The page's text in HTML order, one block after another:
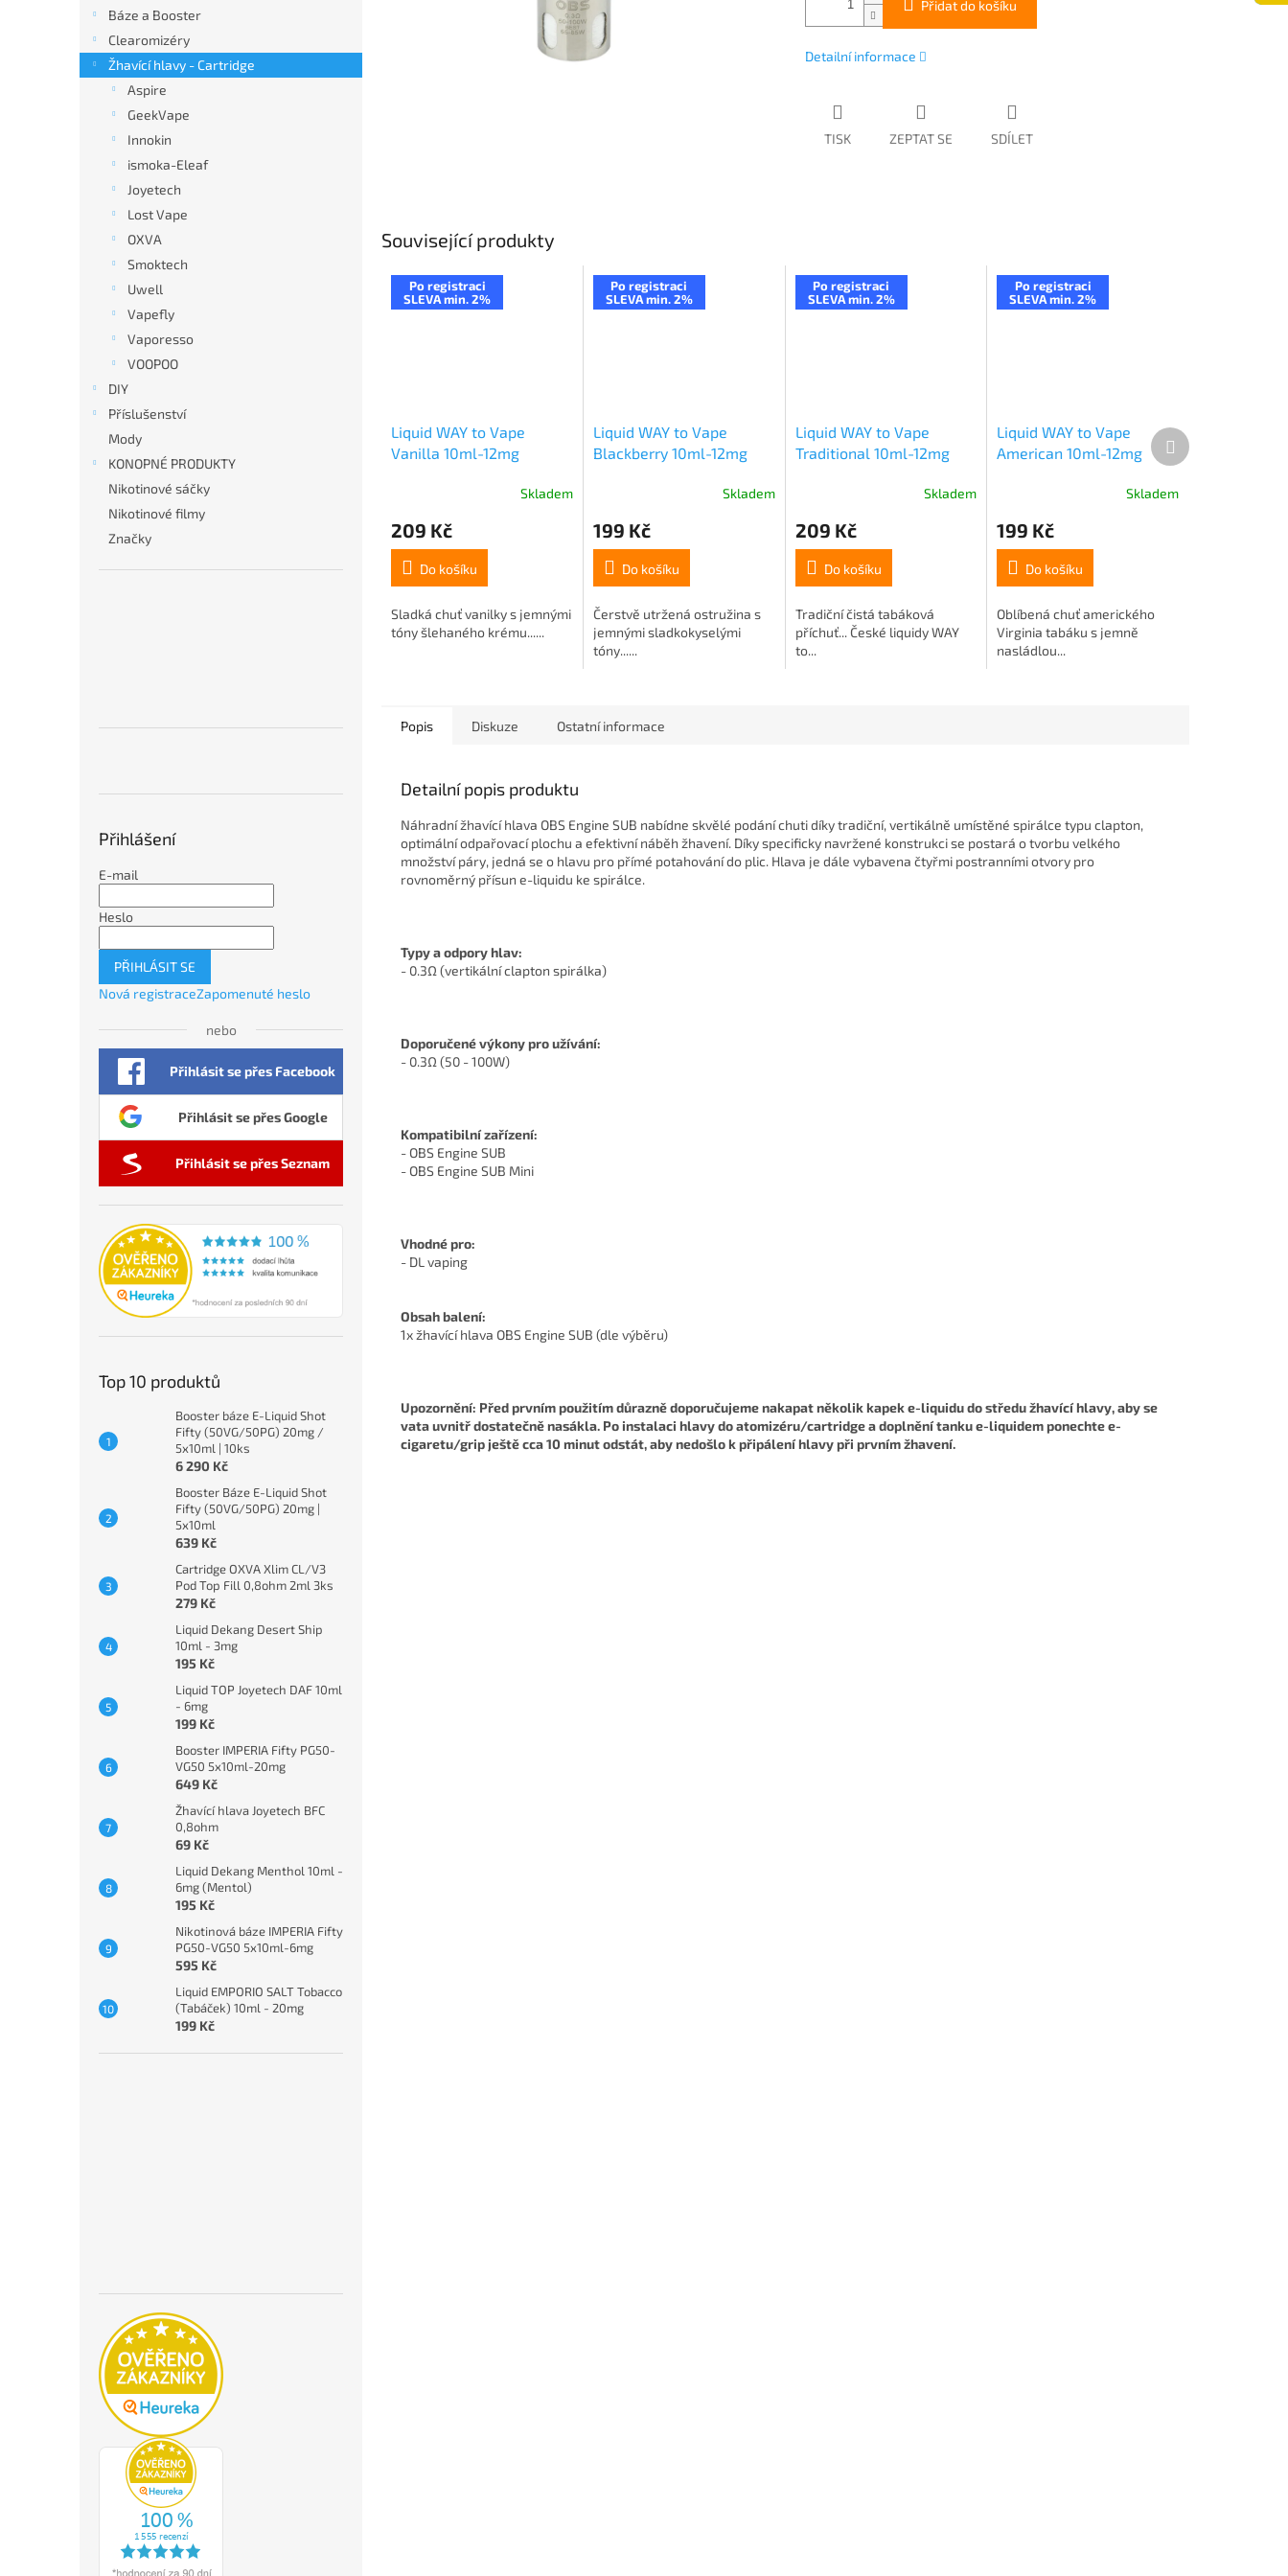
l
Báze a Booster
Clearomizéry
Žhavící hlavy - Cartridge
Aspire
GeekVape
Innokin
ismoka-Eleaf
Joyetech
Lost Vape
OXVA
Smoktech
Uwell
Vapefly
Vaporesso
VOOPOO
DIY
Příslušenství
Mody
KONOPNÉ PRODUKTY
Nikotinové sáčky
Nikotinové filmy
Značky
Přihlášení
E-mail
Heslo
PŘIHLÁSIT SE
Nová registraceZapomenuté heslo
nebo
Přihlásit se přes Facebook
Přihlásit se přes Google
Přihlásit se přes Seznam
Top 10 produktů
Booster báze E-Liquid Shot
Fifty (50VG/50PG) 20mg /
5x10ml | 10ks
6 290 Kč
Booster Báze E-Liquid Shot
Fifty (50VG/50PG) 20mg |
5x10ml
639 Kč
Cartridge OXVA Xlim CL/V3
Pod Top Fill 0,8ohm 2ml 3ks
279 Kč
Liquid Dekang Desert Ship
10ml - 3mg
195 Kč
Liquid TOP Joyetech DAF 10ml
- 6mg
199 Kč
Booster IMPERIA Fifty PG50-
VG50 5x10ml-20mg
649 Kč
Žhavící hlava Joyetech BFC
0,8ohm
69 Kč
Liquid Dekang Menthol 10ml -
6mg (Mentol)
195 Kč
Nikotinová báze IMPERIA Fifty
PG50-VG50 5x10ml-6mg
595 Kč
Liquid EMPORIO SALT Tobacco
(Tabáček) 10ml - 20mg
199 Kč
Přidat do košíku
Detailní informace
TISK ZEPTAT SE SDÍLET
Související produkty
Po registraci
SLEVA min. 2%
Liquid WAY to Vape
Vanilla 10ml-12mg
Skladem
209 Kč
Do košíku
Sladká chuť vanilky s jemnými
tóny šlehaného krému......
Po registraci
SLEVA min. 2%
Liquid WAY to Vape
Blackberry 10ml-12mg
Skladem
199 Kč
Do košíku
Čerstvě utržená ostružina s
jemnými sladkokyselými
tóny......
Po registraci
SLEVA min. 2%
Liquid WAY to Vape
Traditional 10ml-12mg
Skladem
209 Kč
Do košíku
Tradiční čistá tabáková
příchuť... České liquidy WAY
to...
Po registraci
SLEVA min. 2%
Liquid WAY to Vape
American 10ml-12mg
Skladem
199 Kč
Do košíku
Oblíbená chuť amerického
Virginia tabáku s jemně
nasládlou...
Další
produkt
Popis Diskuze Ostatní informace
Detailní popis produktu
Náhradní žhavící hlava OBS Engine SUB nabídne skvělé podání chuti díky tradiční, vertikálně umístěné spirálce typu clapton,
optimální odpařovací plochu a efektivní náběh žhavení. Díky specificky navržené konstrukci se postará o tvorbu velkého
množství páry, jedná se o hlavu pro přímé potahování do plic. Hlava je dále vybavena čtyřmi postranními otvory pro
rovnoměrný přísun e-liquidu ke spirálce.
Typy a odpory hlav:
- 0.3Ω (vertikální clapton spirálka)
Doporučené výkony pro užívání:
- 0.3Ω (50 - 100W)
Kompatibilní zařízení:
- OBS Engine SUB
- OBS Engine SUB Mini
Vhodné pro:
- DL vaping
Obsah balení:
1x žhavící hlava OBS Engine SUB (dle výběru)
Upozornění: Před prvním použitím důrazně doporučujeme nakapat několik kapek e-liquidu do středu žhavící hlavy, aby se
vata uvnitř dostatečně nasákla. Po instalaci hlavy do atomizéru/cartridge a doplnění tanku e-liquidem ponechte e-
cigaretu/grip ještě cca 10 minut odstát, aby nedošlo k připálení hlavy při prvním žhavení.